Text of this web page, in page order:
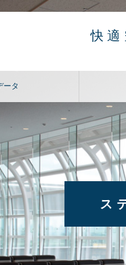
快
ドア
引戸・折れ戸
ホテルドア
スチールドア（ビル用
耐熱ガラス入り特定防
備
ステンレス建具
防熱扉
ータ
ス